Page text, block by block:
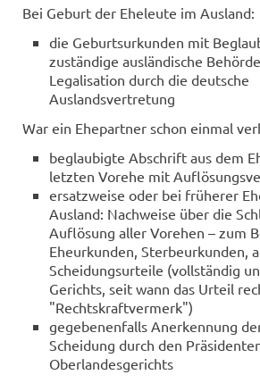
Bei Geburt der Eheleute im Ausland:
die Geburtsurkunden mit
zuständige ausländische
Legalisation durch die deutsche
Auslandsvertretung
War ein Ehepartner schon einmal
beglaubigte Abschrift aus dem
letzten Vorehe mit
ersatzweise oder bei früherer
Ausland: Nachweise über die
Auflösung aller Vorehen – zum
Eheurkunden, Sterbeurkunden,
Scheidungsurteile (vollständig
Gerichts, seit wann das Urteil
"Rechtskraftvermerk")
gegebenenfalls Anerkennung
Scheidung durch den
Oberlandesgerichts